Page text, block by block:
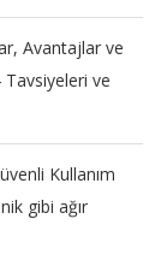
Avantajlar ve
Tavsiyeleri ve
Kullanım
gibi ağır